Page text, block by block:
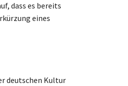
dass es bereits
eines
deutschen Kultur